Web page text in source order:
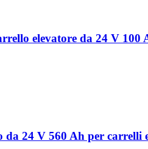
elevatore da 24 V 100
da 24 V 560 Ah per carrelli